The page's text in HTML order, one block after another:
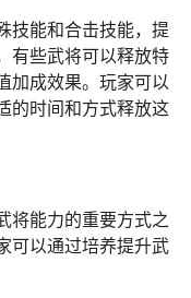
技能和合击技能，提
有些武将可以释放特
加成效果。玩家可以
的时间和方式释放这
将能力的重要方式之
可以通过培养提升武